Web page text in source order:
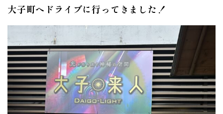
大子町へドライブに行ってきました！